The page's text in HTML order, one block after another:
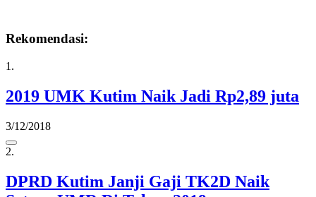
Rekomendasi:
1.
2019 UMK Kutim Naik Jadi Rp2,89 juta
3/12/2018
2.
DPRD Kutim Janji Gaji TK2D Naik